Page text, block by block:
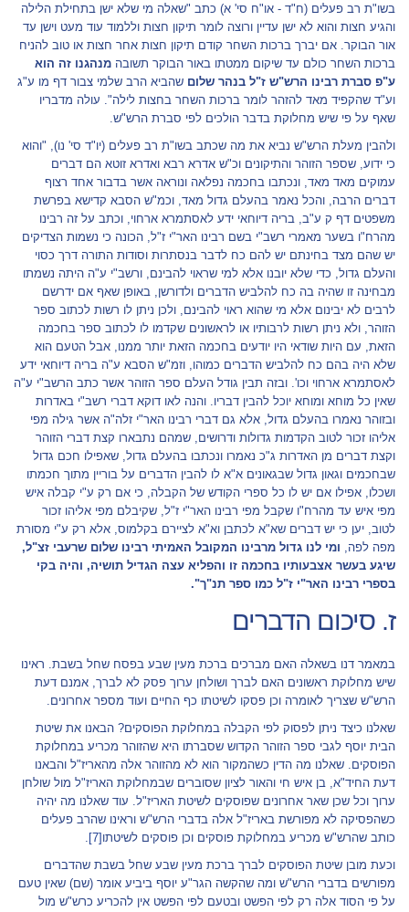
בשו"ת רב פעלים (ח"ד - או"ח סי' א) כתב "שאלה מי שלא ישן בתחילת הלילה
והגיע חצות והוא לא ישן עדיין ורוצה לומר תיקון חצות וללמוד עוד מעט וישן עד
אור הבוקר. אם יברך ברכות השחר קודם תיקון חצות אחר חצות או טוב להניח
ברכות השחר כולם עד שיקום ממטתו באור הבוקר תשובה מנהגנו זה הוא
ע"פ סברת רבינו הרש"ש ז"ל בנהר שלום שהביא הרב שלמי צבור דף מו ע"ג
וע"ד שהקפיד מאד להזהר לומר ברכות השחר בחצות לילה". עולה מדבריו
שאף על פי שיש מחלוקת בדבר הולכים לפי סברת הרש"ש.
ולהבין מעלת הרש"ש נביא את מה שכתב בשו"ת רב פעלים (יו"ד סי' נו), "והוא
כי ידוע, שספר הזוהר והתיקונים וכ"ש אדרא רבא ואדרא זוטא הם דברים
עמוקים מאד מאד, ונכתבו בחכמה נפלאה ונוראה אשר בדבור אחד רצוף
דברים הרבה, והכל נאמר בהעלם גדול מאד, וכמ"ש הסבא קדישא בפרשת
משפטים דף ק ע"ב, בריה דיוחאי ידע לאסתמרא ארחוי, וכתב על זה רבינו
מהרח"ו בשער מאמרי רשב"י בשם רבינו האר"י ז"ל, הכונה כי נשמות הצדיקים
יש שהם מצד בחינתם יש להם כח לדבר בנסתרות וסודות התורה דרך כסוי
והעלם גדול, כדי שלא יובנו אלא למי שראוי להבינם, ורשב"י ע"ה היתה נשמתו
מבחינה זו שהיה בה כח להלביש הדברים ולדורשן, באופן שאף אם ידרשם
לרבים לא יבינום אלא מי שהוא ראוי להבינם, ולכן ניתן לו רשות לכתוב ספר
הזוהר, ולא ניתן רשות לרבותיו או לראשונים שקדמו לו לכתוב ספר בחכמה
הזאת, עם היות שודאי היו יודעים בחכמה הזאת יותר ממנו, אבל הטעם הוא
שלא היה בהם כח להלביש הדברים כמוהו, וזמ"ש הסבא ע"ה בריה דיוחאי ידע
לאסתמרא ארחוי וכו'. ובזה תבין גודל העלם ספר הזוהר אשר כתב הרשב"י ע"ה
שאין כל מוחא ומוחא יוכל להבין דבריו. והנה לאו דוקא דברי רשב"י באדרות
ובזוהר נאמרו בהעלם גדול, אלא גם דברי רבינו האר"י זלה"ה אשר גילה מפי
אליהו זכור לטוב הקדמות גדולות ודרושים, שמהם נתבארו קצת דברי הזוהר
וקצת דברים מן האדרות ג"כ נאמרו ונכתבו בהעלם גדול, שאפילו חכם גדול
שבחכמים וגאון גדול שבגאונים א"א לו להבין הדברים על בוריין מתוך חכמתו
ושכלו, אפילו אם יש לו כל ספרי הקודש של הקבלה, כי אם רק ע"י קבלה איש
מפי איש עד מהרח"ו שקבל מפי רבינו האר"י ז"ל, שקיבלם מפי אליהו זכור
לטוב, יען כי יש דברים שא"א לכתבן וא"א לציירם בקלמוס, אלא רק ע"י מסורת
מפה לפה, ומי לנו גדול מרבינו המקובל האמיתי רבינו שלום שרעבי זצ"ל,
שיגע בעשר אצבעותיו בחכמה זו והפליא עצה הגדיל תושיה, והיה בקי
בספרי רבינו האר"י ז"ל כמו ספר תנ"ך".
ז. סיכום הדברים
במאמר דנו בשאלה האם מברכים ברכת מעין שבע בפסח שחל בשבת. ראינו
שיש מחלוקת ראשונים האם לברך ושולחן ערוך פסק לא לברך, אמנם דעת
הרש"ש שצריך לאומרה וכן פסקו לשיטתו כף החיים ועוד מספר אחרונים.
שאלנו כיצד ניתן לפסוק לפי הקבלה במחלוקת הפוסקים? הבאנו את שיטת
הבית יוסף לגבי ספר הזוהר הקדוש שסברתו היא שהזוהר מכריע במחלוקת
הפוסקים. שאלנו מה הדין כשהמקור הוא לא מהזוהר אלה מהאריז"ל והבאנו
דעת החיד"א, בן איש חי והאור לציון שסוברים שבמחלוקת האריז"ל מול שולחן
ערוך וכל שכן שאר אחרונים שפוסקים לשיטת האריז"ל. עוד שאלנו מה יהיה
כשהפסיקה לא מפורשת באריז"ל אלה בדברי הרש"ש וראינו שהרב פעלים
כותב שהרש"ש מכריע במחלוקת פוסקים וכן פוסקים לשיטתו [7]
.
וכעת מובן שיטת הפוסקים לברך ברכת מעין שבע שחל בשבת שהדברים
מפורשים בדברי הרש"ש ומה שהקשה הגר"ע יוסף ביביע אומר (שם) שאין טעם
על פי הסוד אלה רק לפי הפשט ובטעם לפי הפשט אין להכריע כרש"ש מול